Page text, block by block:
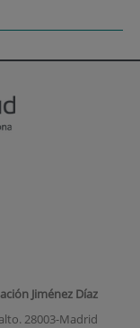
Jiménez Díaz
28003-Madrid